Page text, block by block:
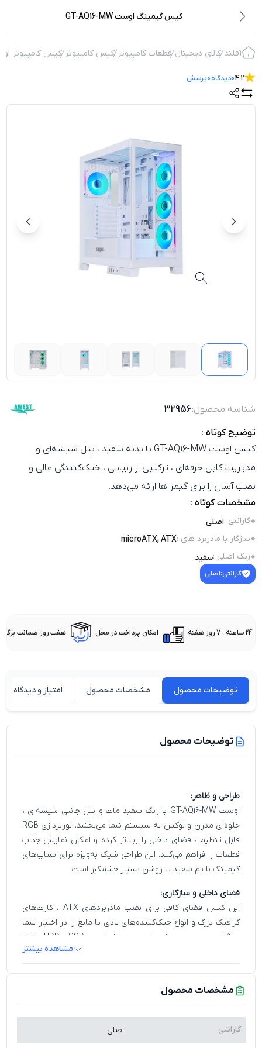
کیس گیمینگ اوست GT-AQ16-MW
آفلند کالای دیجیتال قطعات کامپیوتر کیس کامپیوتر کیس کامپیوتر
4.2
0دیدگاه0پرسش
شناسه محصول:32956
توضیح کوتاه :
کیس اوست GT-AQ16-MW با بدنه سفید ، پنل شیشه‌ای و
مدیریت کابل حرفه‌ای ، ترکیبی از زیبایی ، خنک‌کنندگی عالی و
نصب آسان را برای گیمر ها ارائه می‌دهد.
مشخصات کوتاه :
گارانتی :اصلی
سازگار با مادربرد های :
microATX, ATX
رنگ اصلی :سفید
گارانتی:اصلی
24 ساعته ، 7 روز هفته امکان پرداخت در محل هفت روز ضمانت
توضیحات محصول مشخصات محصول امتیاز و دیدگاه
توضیحات محصول
طراحی و ظاهر:
اوست GT-AQ16-MW با رنگ سفید مات و پنل جانبی شیشه‌ای ،
جلوه‌ای مدرن و لوکس به سیستم شما می‌بخشد. نورپردازی RGB
قابل تنظیم ، فضای داخلی را زیباتر کرده و امکان نمایش جذاب
قطعات را فراهم می‌کند. این طراحی شیک به‌ویژه برای ستاپ‌های
گیمینگ با تم سفید یا روشن بسیار چشمگیر است.
فضای داخلی و سازگاری:
این کیس فضای کافی برای نصب مادربردهای ATX ، کارت‌های
گرافیک بزرگ و انواع خنک‌کننده‌های بادی یا مایع را در اختیار شما
می‌گذارد. همچنین محل‌های متعدد برای نصب SSD و HDD ، ارتقا
سیستم خنک‌کننده و تهویه:
سیستم تهویه پیشرفته با چندین جایگاه فن و پشتیبانی از
خنک‌کننده‌های مایع ، دمای قطعات را حتی در شرایط پردازش
سنگین پایین نگه می‌دارد. فیلتر های ضدگرد و غبار قابل
شست‌وشو از ورود ذرات مزاحم جلوگیری کرده و نگهداری را ساده
مشاهده بیشتر
مشخصات محصول
گارانتی اصلی